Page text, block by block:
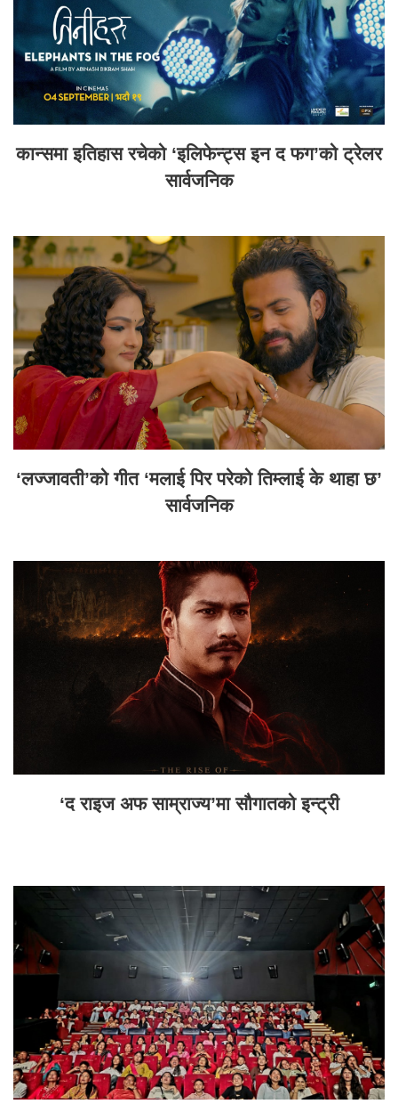
कान्समा इतिहास रचेको ‘इलिफेन्ट्स इन द फग’को ट्रेलर
सार्वजनिक
‘लज्जावती’को गीत ‘मलाई पिर परेको तिम्लाई के थाहा छ’
सार्वजनिक
‘द राइज अफ साम्राज्य’मा सौगातको इन्ट्री